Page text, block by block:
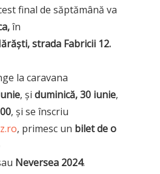
final de săptămână va
în
strada Fabricii 12.
la caravana
, și duminică, 30 iunie,
, și se înscriu
, primesc un bilet de o
Neversea 2024.